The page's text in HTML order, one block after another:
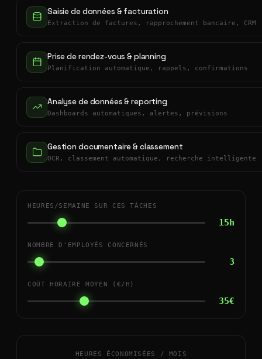
Saisie de données & facturation
Extraction de factures, rapprochement bancaire, CRM
Prise de rendez-vous & planning
Planification automatique, rappels, confirmations
Analyse de données & reporting
Dashboards automatiques, alertes, prévisions
Gestion documentaire & classement
OCR, classement automatique, recherche intelligente
HEURES/SEMAINE SUR CES TÂCHES
15h
NOMBRE D'EMPLOYÉS CONCERNÉS
3
COÛT HORAIRE MOYEN (€/H)
35€
HEURES ÉCONOMISÉES / MOIS